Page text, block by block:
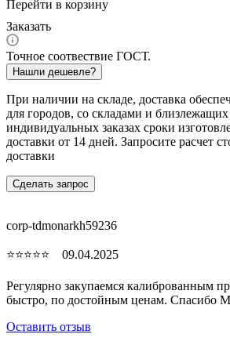
Перейти в корзину
Заказать
Точное соотвествие ГОСТ.
Нашли дешевле?
При наличии на складе, доставка
для городов, со складами и
индивидуальных заказах сроки
доставки от 14 дней. Запросите расчет
доставки
Сделать запрос
corp-tdmonarkh59236
⭐⭐⭐⭐⭐ 09.04.2025
Регулярно закупаемся калиброванным
быстро, по достойным ценам. Спасибо
Оставить отзыв